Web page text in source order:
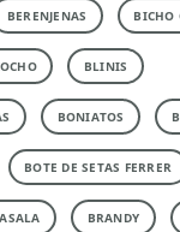
BERENJENAS BICHO
BLINIS
BONIATOS
BOTE DE SETAS FERRER
BRANDY